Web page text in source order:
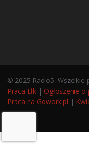
© 2025 Radio5. Wszelkie
Praca Ełk | Ogłoszenie o
Praca na Gowork.pl |